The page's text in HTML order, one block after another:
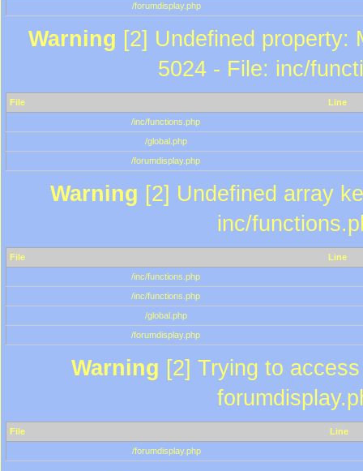
/forumdisplay.php
Warning [2] Undefined property:
5024 - File: inc/
File
Line
/inc/functions.php
/global.php
/forumdisplay.php
Warning [2] Undefined array
inc/
File
Line
/inc/functions.php
/inc/functions.php
/global.php
/forumdisplay.php
Warning [2] Trying to
File
Line
/forumdisplay.php